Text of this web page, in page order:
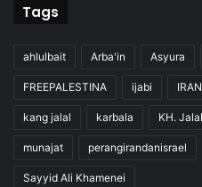
Tags
ahlulbait Arba'in Asyura
FREEPALESTINA ijabi IRAN
kang jalal karbala KH.
munajat perangirandanisrael
Sayyid Ali Khamenei